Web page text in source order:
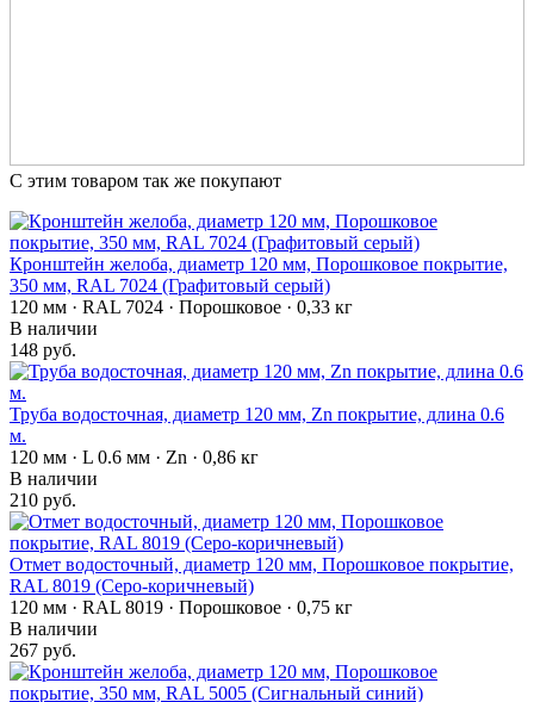
С этим товаром так же покупают
Кронштейн желоба, диаметр 120 мм, Порошковое покрытие,
350 мм, RAL 7024 (Графитовый серый)
120 мм · RAL 7024 · Порошковое · 0,33 кг
В наличии
148 руб.
Труба водосточная, диаметр 120 мм, Zn покрытие, длина 0.6
м.
120 мм · L 0.6 мм · Zn · 0,86 кг
В наличии
210 руб.
Отмет водосточный, диаметр 120 мм, Порошковое покрытие,
RAL 8019 (Серо-коричневый)
120 мм · RAL 8019 · Порошковое · 0,75 кг
В наличии
267 руб.